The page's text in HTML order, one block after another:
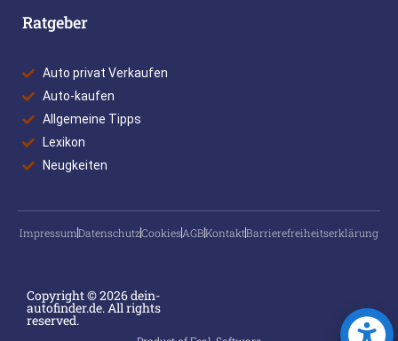
Ratgeber
Auto privat Verkaufen
Auto-kaufen
Allgemeine Tipps
Lexikon
Neugkeiten
ImpressumDatenschutzCookiesAGBKontaktBarrierefreiheitserklärung
Copyright © 2026 dein-
autofinder.de. All rights
reserved.